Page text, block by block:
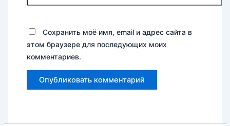
Сохранить моё имя, email и адрес сайта в
этом браузере для последующих моих
комментариев.